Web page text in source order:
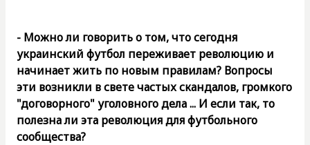
- Можно ли говорить о том, что сегодня
украинский футбол переживает революцию и
начинает жить по новым правилам? Вопросы
эти возникли в свете частых скандалов, громкого
"договорного" уголовного дела ... И если так, то
полезна ли эта революция для футбольного
сообщества?